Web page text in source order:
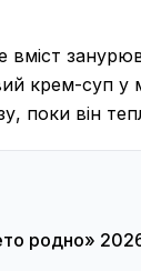
вміст
крем-суп
поки він
родно» 2026